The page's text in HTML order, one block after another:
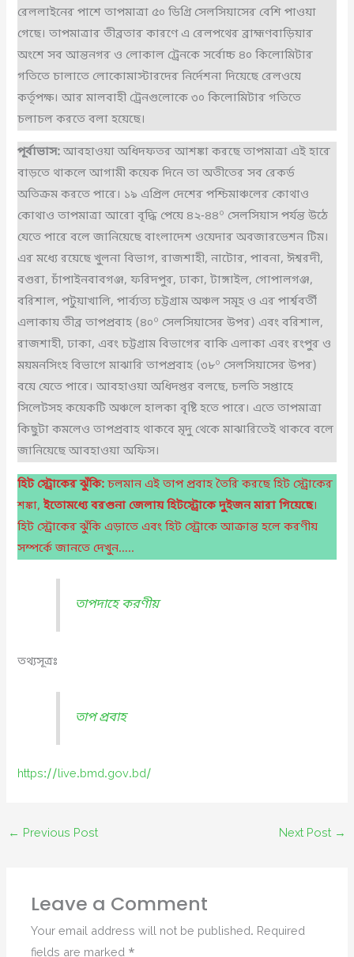
রেললাইনের পাশে তাপমাত্রা ৫০ ডিগ্রি সেলসিয়াসের বেশি পাওয়া
গেছে। তাপমাত্রার তীব্রতার কারণে এ রেলপথের ব্রাহ্মণবাড়িয়ার
অংশে সব আন্তনগর ও লোকাল ট্রেনকে সর্বোচ্চ ৪০ কিলোমিটার
গতিতে চালাতে লোকোমাস্টারদের নির্দেশনা দিয়েছে রেলওয়ে
কর্তৃপক্ষ। আর মালবাহী ট্রেনগুলোকে ৩০ কিলোমিটার গতিতে
চলাচল করতে বলা হয়েছে।
পূর্বাভাস: আবহাওয়া অধিদফতর আশঙ্কা করছে তাপমাত্রা এই হারে
বাড়তে থাকলে আগামী কয়েক দিনে তা অতীতের সব রেকর্ড
অতিক্রম করতে পারে। ১৯ এপ্রিল দেশের পশ্চিমাঞ্চলের কোথাও
কোথাও তাপমাত্রা আরো বৃদ্ধি পেয়ে ৪২-৪৪º সেলসিয়াস পর্যন্ত উঠে
যেতে পারে বলে জানিয়েছে বাংলাদেশ ওয়েদার অবজারভেশন টিম।
এর মধ্যে রয়েছে খুলনা বিভাগ, রাজশাহী, নাটোর, পাবনা, ঈশ্বরদী,
বগুরা, চাঁপাইনবাবগঞ্জ, ফরিদপুর, ঢাকা, টাঙ্গাইল, গোপালগঞ্জ,
বরিশাল, পটুয়াখালি, পার্ব্যত্য চট্টগ্রাম অঞ্চল সমূহ ও এর পার্শ্ববর্তী
এলাকায় তীব্র তাপপ্রবাহ (৪০º সেলসিয়াসের উপর) এবং বরিশাল,
রাজশাহী, ঢাকা, এবং চট্টগ্রাম বিভাগের বাকি এলাকা এবং রংপুর ও
ময়মনসিংহ বিভাগে মাঝারি তাপপ্রবাহ (৩৮º সেলসিয়াসের উপর)
বয়ে যেতে পারে। আবহাওয়া অধিদপ্তর বলছে, চলতি সপ্তাহে
সিলেটসহ কয়েকটি অঞ্চলে হালকা বৃষ্টি হতে পারে। এতে তাপমাত্রা
কিছুটা কমলেও তাপপ্রবাহ থাকবে মৃদু থেকে মাঝারিতেই থাকবে বলে
জানিয়েছে আবহাওয়া অফিস।
হিট স্ট্রোকের ঝুঁকি: চলমান এই তাপ প্রবাহ তৈরি করছে হিট স্ট্রোকের
শঙ্কা,ইতোমধ্যে বরগুনা জেলায় হিটস্ট্রোকে দুইজন মারা গিয়েছে।
হিট স্ট্রোকের ঝুঁকি এড়াতে এবং হিট স্ট্রোকে আক্রান্ত হলে করণীয়
সম্পর্কে জানতে দেখুন…..
তাপদাহে করণীয়
তথ্যসূত্রঃ
তাপ প্রবাহ
https://live.bmd.gov.bd/
← Previous Post Next Post →
Leave a Comment
Your email address will not be published. Required
fields are marked *